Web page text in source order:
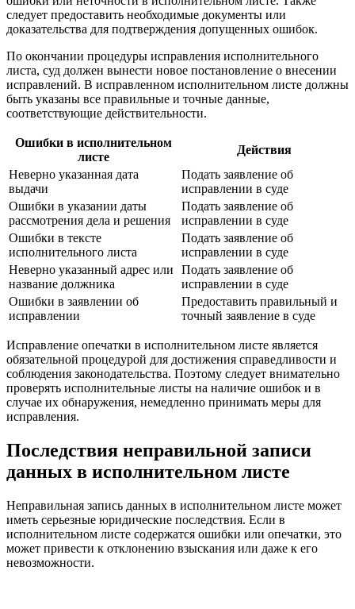
следует предоставить необходимые документы или
доказательства для подтверждения допущенных ошибок.
По окончании процедуры исправления исполнительного
листа, суд должен вынести новое постановление о внесении
исправлений. В исправленном исполнительном листе должны
быть указаны все правильные и точные данные,
соответствующие действительности.
Ошибки в исполнительном
листе
Действия
Неверно указанная дата
выдачи
Подать заявление об
исправлении в суде
Ошибки в указании даты
рассмотрения дела и решения
Подать заявление об
исправлении в суде
Ошибки в тексте
исполнительного листа
Подать заявление об
исправлении в суде
Неверно указанный адрес или
название должника
Подать заявление об
исправлении в суде
Ошибки в заявлении об
исправлении
Предоставить правильный и
точный заявление в суде
Исправление опечатки в исполнительном листе является
обязательной процедурой для достижения справедливости и
соблюдения законодательства. Поэтому следует внимательно
проверять исполнительные листы на наличие ошибок и в
случае их обнаружения, немедленно принимать меры для
исправления.
Последствия неправильной записи
данных в исполнительном листе
Неправильная запись данных в исполнительном листе может
иметь серьезные юридические последствия. Если в
исполнительном листе содержатся ошибки или опечатки, это
может привести к отклонению взыскания или даже к его
невозможности.